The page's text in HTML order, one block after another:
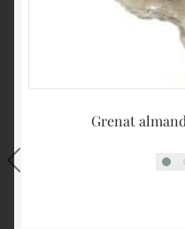
Grenat